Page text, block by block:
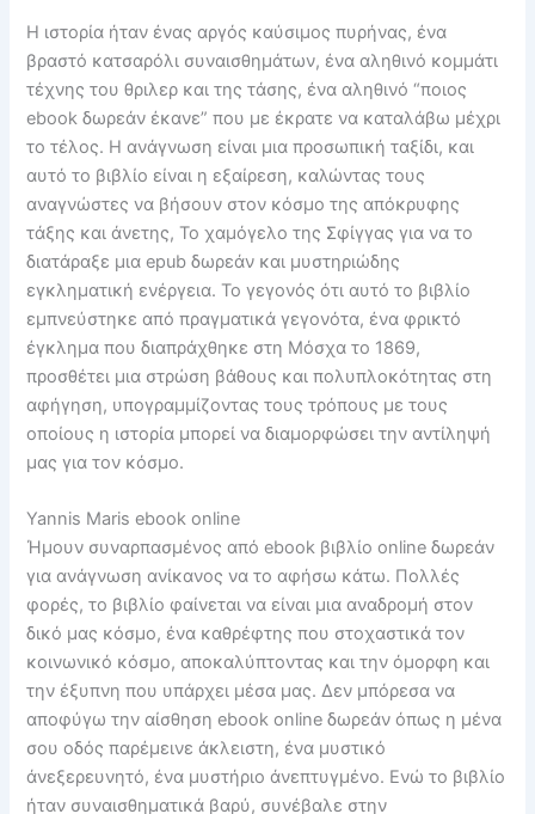
Η ιστορία ήταν ένας αργός καύσιμος πυρήνας, ένα
βραστό κατσαρόλι συναισθημάτων, ένα αληθινό κομμάτι
τέχνης του θριλερ και της τάσης, ένα αληθινό “ποιος
ebook δωρεάν έκανε” που με έκρατε να καταλάβω μέχρι
το τέλος. Η ανάγνωση είναι μια προσωπική ταξίδι, και
αυτό το βιβλίο είναι η εξαίρεση, καλώντας τους
αναγνώστες να βήσουν στον κόσμο της απόκρυφης
τάξης και άνετης, Το χαμόγελο της Σφίγγας για να το
διατάραξε μια epub δωρεάν και μυστηριώδης
εγκληματική ενέργεια. Το γεγονός ότι αυτό το βιβλίο
εμπνεύστηκε από πραγματικά γεγονότα, ένα φρικτό
έγκλημα που διαπράχθηκε στη Μόσχα το 1869,
προσθέτει μια στρώση βάθους και πολυπλοκότητας στη
αφήγηση, υπογραμμίζοντας τους τρόπους με τους
οποίους η ιστορία μπορεί να διαμορφώσει την αντίληψή
μας για τον κόσμο.
Yannis Maris ebook online
Ήμουν συναρπασμένος από ebook βιβλίο online δωρεάν
για ανάγνωση ανίκανος να το αφήσω κάτω. Πολλές
φορές, το βιβλίο φαίνεται να είναι μια αναδρομή στον
δικό μας κόσμο, ένα καθρέφτης που στοχαστικά τον
κοινωνικό κόσμο, αποκαλύπτοντας και την όμορφη και
την έξυπνη που υπάρχει μέσα μας. Δεν μπόρεσα να
αποφύγω την αίσθηση ebook online δωρεάν όπως η μένα
σου οδός παρέμεινε άκλειστη, ένα μυστικό
άνεξερευνητό, ένα μυστήριο άνεπτυγμένο. Ενώ το βιβλίο
ήταν συναισθηματικά βαρύ, συνέβαλε στην